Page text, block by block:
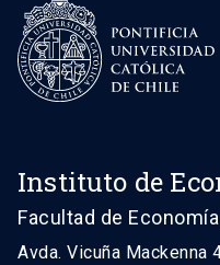
Instituto de
Facultad de
Avda. Vicuña Mackenna